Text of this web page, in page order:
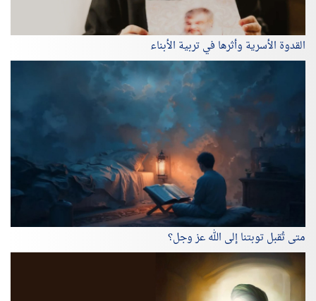
القدوة الأسرية وأثرها في تربية الأبناء
متى تُقبل توبتنا إلى الله عز وجل؟